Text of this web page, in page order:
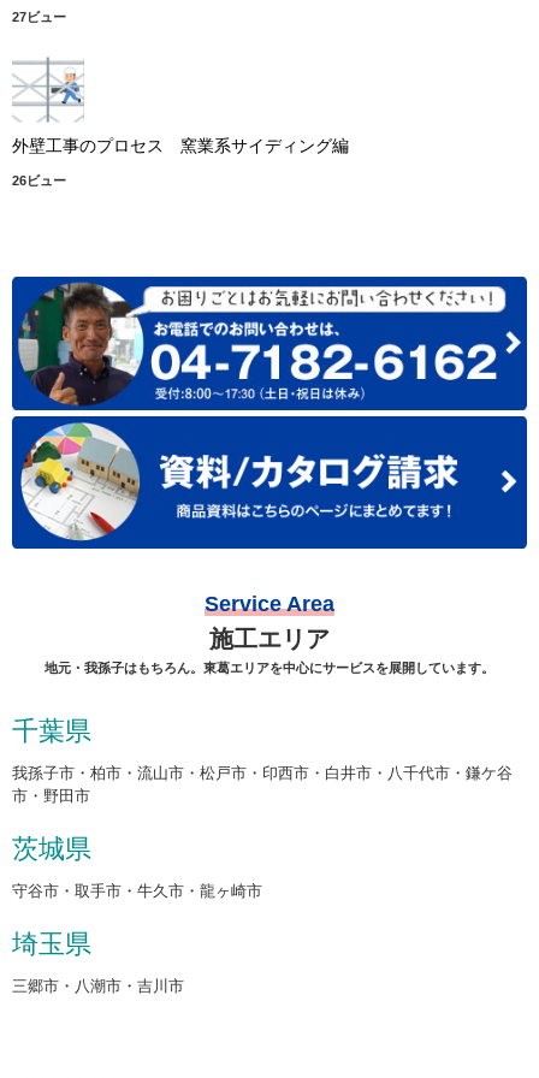
27ビュー
外壁工事のプロセス 窯業系サイディング編
26ビュー
Service Area
施工エリア
地元・我孫子はもちろん。東葛エリアを中心にサービスを展開しています。
千葉県
我孫子市・柏市・流山市・松戸市・印西市・白井市・八千代市・鎌ケ谷
市・野田市
茨城県
守谷市・取手市・牛久市・龍ヶ崎市
埼玉県
三郷市・八潮市・吉川市